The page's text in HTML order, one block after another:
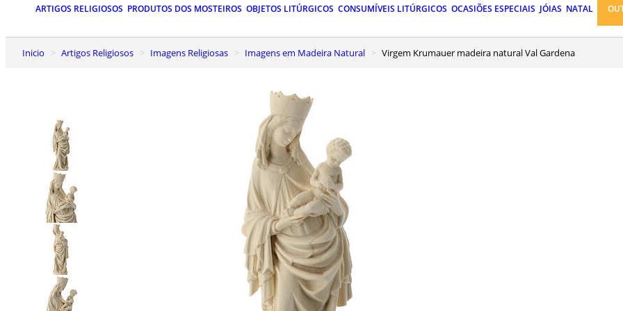
ARTIGOS RELIGIOSOS PRODUTOS DOS MOSTEIROS OBJETOS LITÚRGICOS CONSUMÍVEIS LITÚRGICOS OCASIÕES ESPECIAIS JÓIAS NATAL
Inicio Artigos Religiosos Imagens Religiosas Imagens em Madeira Natural Virgem Krumauer madeira natural Val Gardena